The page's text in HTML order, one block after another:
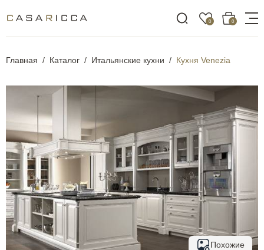
0 0
Главная Каталог Итальянские кухни Кухня Venezia
Похожие